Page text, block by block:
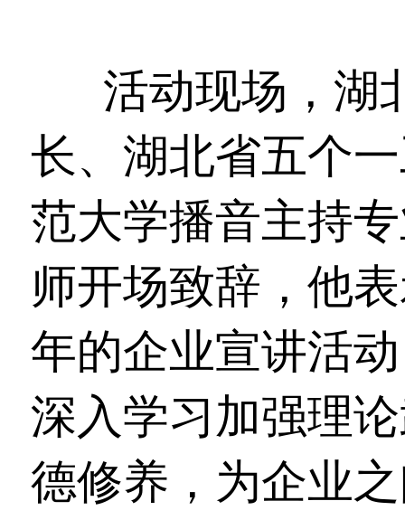
活动现场，湖
长、湖北省五个
范大学播音主持
师开场致辞，他
年的企业宣讲活
深入学习加强理
德修养，为企业